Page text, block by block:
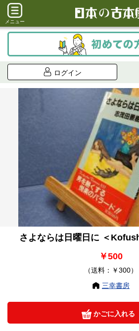
メニュー
ログイン
さよならは日曜日に ＜
￥500
（送料：￥300）
三幸書房
かごに入れる